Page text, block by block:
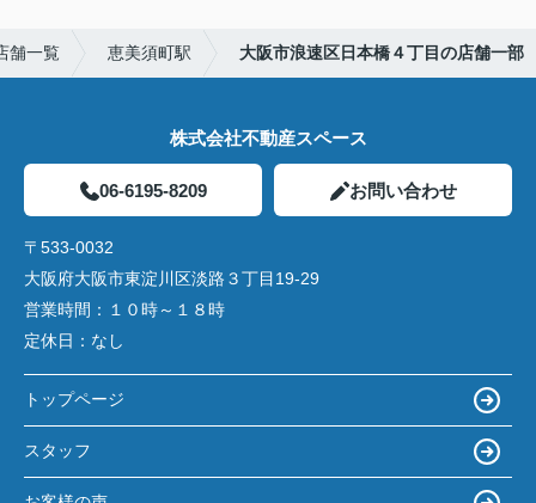
舗一覧 恵美須町駅 大阪市浪速区日本橋４丁目の店舗一部
株式会社不動産スペース
06-6195-8209 お問い合わせ
〒533-0032
大阪府大阪市東淀川区淡路３丁目19-29
営業時間： １０時～１８時
定休日： なし
トップページ
スタッフ